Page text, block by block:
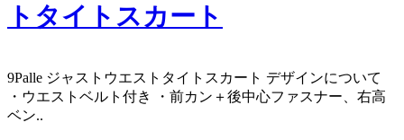
トタイトスカート
9Palle ジャストウエストタイトスカート ​ ​ ​ ​ ​ ​ ​ ​ ​ ​ デザインについて
・ウエストベルト付き ・前カン＋後中心ファスナー、右高
ベン..